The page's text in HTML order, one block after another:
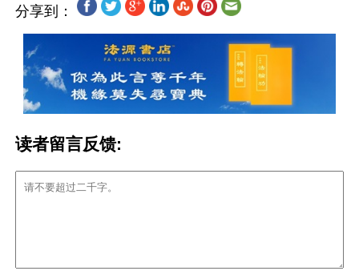
分享到：
读者留言反馈: